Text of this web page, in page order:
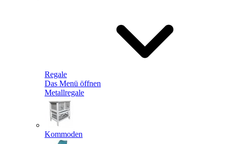
Regale
Das Menü öffnen
Metallregale
Kommoden